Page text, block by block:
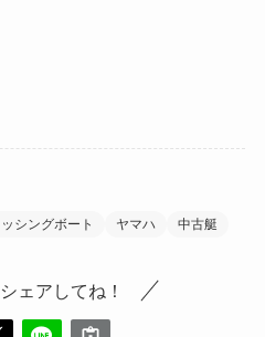
シングボート ヤマハ 中古艇
ェアしてね！